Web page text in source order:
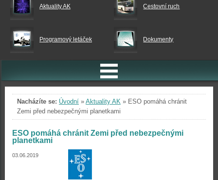
Aktuality AK Cestovní ruch
Programový letáček Dokumenty
Nacházíte se: Úvodní » Aktuality AK » ESO pomáhá chránit
Zemi před nebezpečnými planetkami
ESO pomáhá chránit Zemi před nebezpečnými
planetkami
03.06.2019